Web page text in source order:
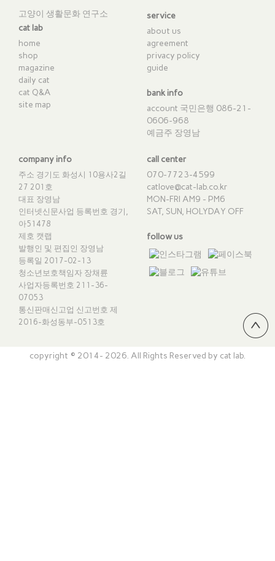
고양이 생활문화 연구소
cat lab
home
shop
magazine
daily cat
cat Q&A
site map
service
about us
agreement
privacy policy
guide
bank info
account 국민은행 086-21-
0606-968
예금주 장영남
company info
주소 경기도 화성시 10용사2길
27 201호
대표 장영남
인터넷신문사업 등록번호 경기,
아51478
제호 캣랩
발행인 및 편집인 장영남
등록일 2017-02-13
청소년보호책임자 장채륜
사업자등록번호 211-36-
07053
통신판매신고업 신고번호 제
2016-화성동부-0513호
call center
070-7723-4599
catlove@cat-lab.co.kr
MON-FRI AM9 - PM6
SAT, SUN, HOLYDAY OFF
follow us
copyright © 2014- 2026. All Rights Reserved by cat lab.